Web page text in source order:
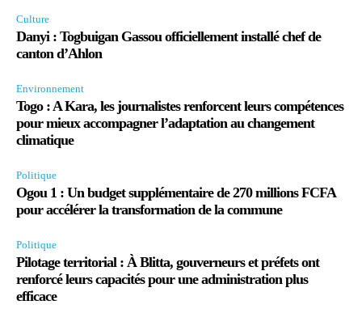
Culture
Danyi : Togbuigan Gassou officiellement installé chef de
canton d’Ahlon
Environnement
Togo : A Kara, les journalistes renforcent leurs compétences
pour mieux accompagner l’adaptation au changement
climatique
Politique
Ogou 1 : Un budget supplémentaire de 270 millions FCFA
pour accélérer la transformation de la commune
Politique
Pilotage territorial : À Blitta, gouverneurs et préfets ont
renforcé leurs capacités pour une administration plus
efficace